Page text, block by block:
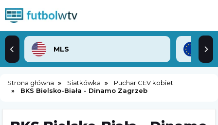
MLS
Strona główna Siatkówka
Puchar CEV kobiet
BKS Bielsko-Biała - Dinamo Zagrzeb